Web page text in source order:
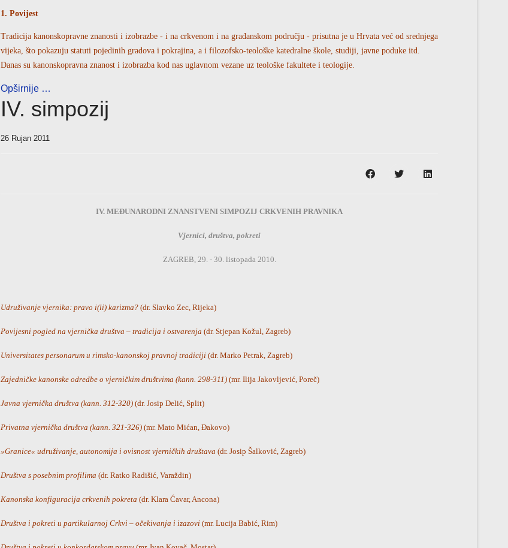
1. Povijest
Tradicija kanonskopravne znanosti i izobrazbe - i na crkvenom i na građanskom području - prisutna je u Hrvata već od srednjega
vijeka, što pokazuju statuti pojedinih gradova i pokrajina, a i filozofsko-teološke katedralne škole, studiji, javne poduke itd.
Danas su kanonskopravna znanost i izobrazba kod nas uglavnom vezane uz teološke fakultete i teologije.
Opširnije …
IV. simpozij
26 Rujan 2011
IV. MEĐUNARODNI ZNANSTVENI SIMPOZIJ CRKVENIH PRAVNIKA
Vjernici, društva, pokreti
ZAGREB, 29. - 30. listopada 2010.
Udruživanje vjernika: pravo i(li) karizma? (dr. Slavko Zec, Rijeka)
Povijesni pogled na vjernička društva – tradicija i ostvarenja (dr. Stjepan Kožul, Zagreb)
Universitates personarum u rimsko-kanonskoj pravnoj tradiciji (dr. Marko Petrak, Zagreb)
Zajedničke kanonske odredbe o vjerničkim društvima (kann. 298-311) (mr. Ilija Jakovljević, Poreč)
Javna vjernička društva (kann. 312-320) (dr. Josip Delić, Split)
Privatna vjernička društva (kann. 321-326) (mr. Mato Mićan, Đakovo)
»Granice« udruživanje, autonomija i ovisnost vjerničkih društava (dr. Josip Šalković, Zagreb)
Društva s posebnim profilima (dr. Ratko Radišić, Varaždin)
Kanonska konfiguracija crkvenih pokreta (dr. Klara Ćavar, Ancona)
Društva i pokreti u partikularnoj Crkvi – očekivanja i izazovi (mr. Lucija Babić, Rim)